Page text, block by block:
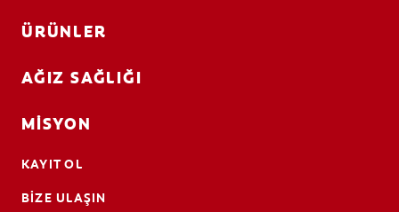
ÜRÜNLER
AĞIZ SAĞLIĞI
MISYON
KAYIT OL
BIZE ULAŞIN